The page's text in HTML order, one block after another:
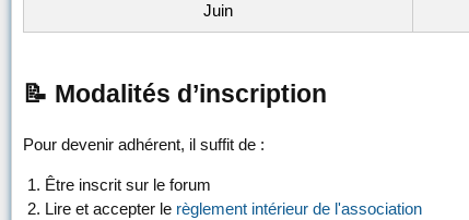
Juin
📝 Modalités d’inscription
Pour devenir adhérent, il suffit de :
Être inscrit sur le forum
Lire et accepter le règlement intérieur de l'association